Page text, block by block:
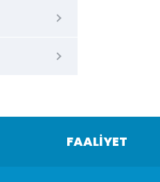
FAALİYET